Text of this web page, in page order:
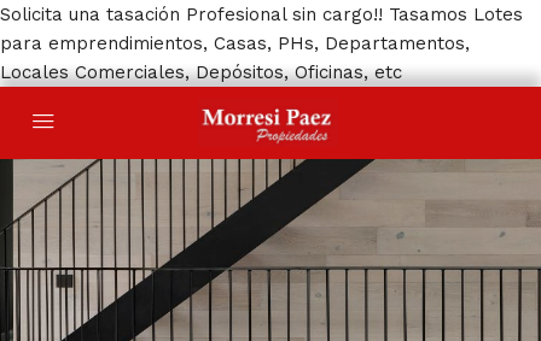
Solicita una tasación Profesional sin cargo!! Tasamos Lotes
para emprendimientos, Casas, PHs, Departamentos,
Locales Comerciales, Depósitos, Oficinas, etc